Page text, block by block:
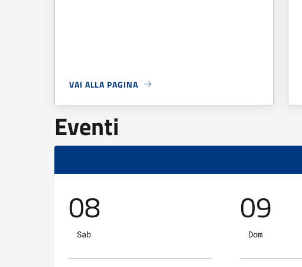
VAI ALLA PAGINA
A PROPOSITO DICONSEGNA TESSERINI VENATORI
Eventi
08
Sab
09
Dom